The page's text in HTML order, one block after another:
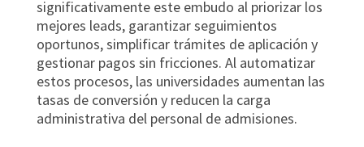
significativamente este embudo al priorizar los
mejores leads, garantizar seguimientos
oportunos, simplificar trámites de aplicación y
gestionar pagos sin fricciones. Al automatizar
estos procesos, las universidades aumentan las
tasas de conversión y reducen la carga
administrativa del personal de admisiones.